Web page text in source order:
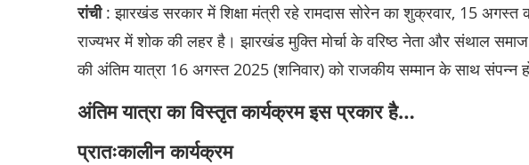
रांची: झारखंड सरकार में शिक्षा मंत्री रहे रामदास सोरेन का शुक्रवार, 15 अगस्त
राज्यभर में शोक की लहर है। झारखंड मुक्ति मोर्चा के वरिष्ठ नेता और संथाल समाज
की अंतिम यात्रा 16 अगस्त 2025 (शनिवार) को राजकीय सम्मान के साथ संपन्न
अंतिम यात्रा का विस्तृत कार्यक्रम इस प्रकार है…
प्रातःकालीन कार्यक्रम